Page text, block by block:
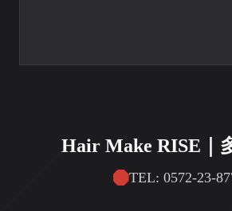
Hair Make RISE｜
TEL: 0572-23-